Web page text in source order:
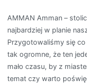
AMMAN Amman –
najbardziej w planie
Przygotowaliśmy się
tak ogromne, że ten
mało czasu, by z
temat czy warto